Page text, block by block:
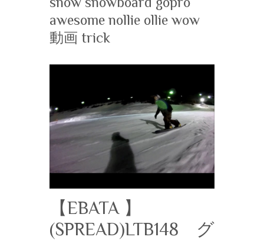
awesome nollie ollie wow
動画 trick
【EBATA 】
(SPREAD)LTB148 グ